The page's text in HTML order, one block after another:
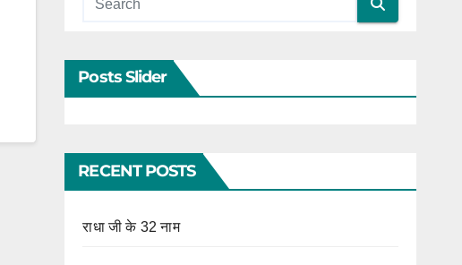
Posts Slider
RECENT POSTS
राधा जी के 32 नाम